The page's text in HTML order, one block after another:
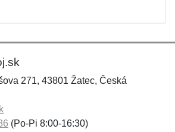
271, 43801 Žatec, Česká
(Po-Pi 8:00-16:30)